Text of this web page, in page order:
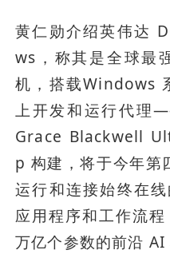
黄仁勋介绍英伟达
ws，称其是全球最
机，搭载Windows
上开发和运行代理
Grace Blackwell
p 构建，将于今年第
运行和连接始终在
应用程序和工作流
万亿个参数的前沿 AI